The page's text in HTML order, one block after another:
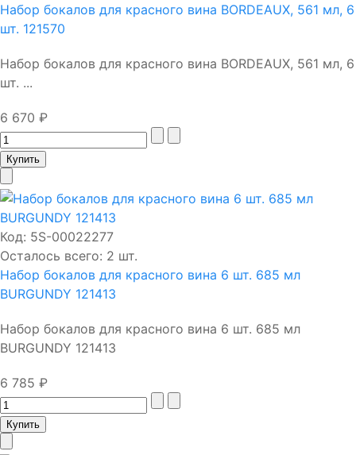
Набор бокалов для красного вина BORDEAUX, 561 мл, 6
шт. 121570
Набор бокалов для красного вина BORDEAUX, 561 мл, 6
шт. ...
6 670 ₽
Код: 5S-00022277
Осталось всего: 2 шт.
Набор бокалов для красного вина 6 шт. 685 мл
BURGUNDY 121413
Набор бокалов для красного вина 6 шт. 685 мл
BURGUNDY 121413
6 785 ₽